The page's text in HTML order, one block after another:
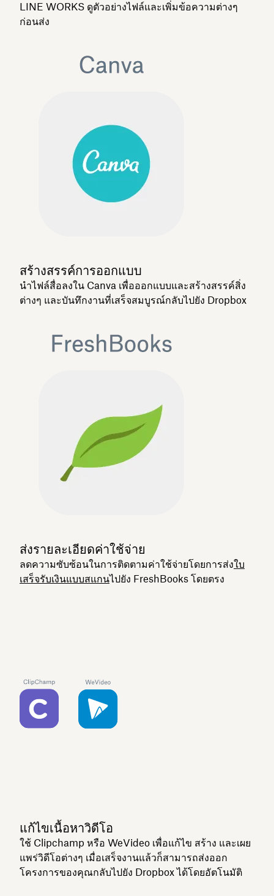
LINE WORKS ดูตัวอย่างไฟล์และเพิ่มข้อความต่างๆ
ก่อนส่ง
สร้างสรรค์การออกแบบ
นำไฟล์สื่อลงใน Canva เพื่อออกแบบและสร้างสรรค์สิ่ง
ต่างๆ และบันทึกงานที่เสร็จสมบูรณ์กลับไปยัง Dropbox
ส่งรายละเอียดค่าใช้จ่าย
ลดความซับซ้อนในการติดตามค่าใช้จ่ายโดยการส่งใบ
เสร็จรับเงินแบบสแกนไปยัง FreshBooks โดยตรง
แก้ไขเนื้อหาวิดีโอ
ใช้ Clipchamp หรือ WeVideo เพื่อแก้ไข สร้าง และเผย
แพร่วิดีโอต่างๆ เมื่อเสร็จงานแล้วก็สามารถส่งออก
โครงการของคุณกลับไปยัง Dropbox ได้โดยอัตโนมัติ